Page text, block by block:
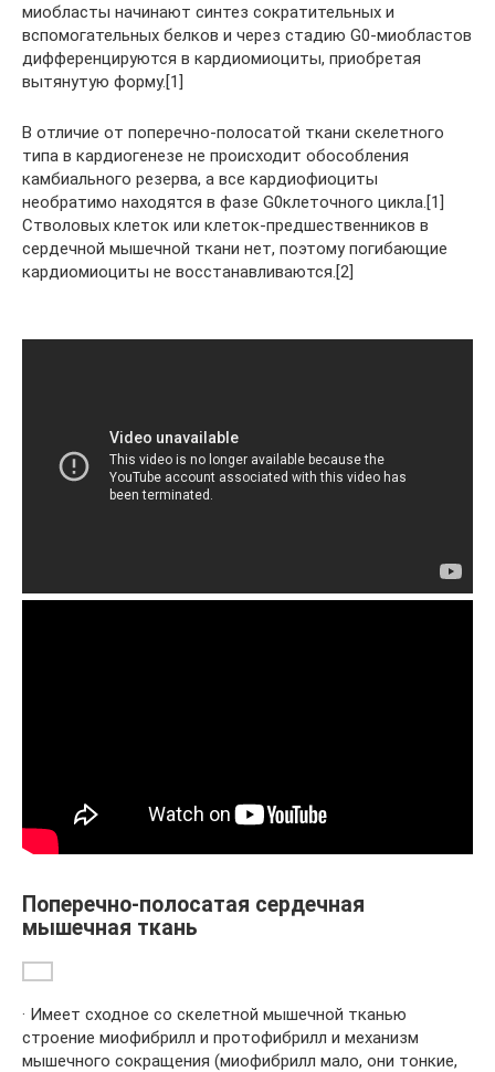
миобласты начинают синтез сократительных и
вспомогательных белков и через стадию G0-миобластов
дифференцируются в кардиомиоциты, приобретая
вытянутую форму.[1]
В отличие от поперечно-полосатой ткани скелетного
типа в кардиогенезе не происходит обособления
камбиального резерва, а все кардиофиоциты
необратимо находятся в фазе G0клеточного цикла.[1]
Стволовых клеток или клеток-предшественников в
сердечной мышечной ткани нет, поэтому погибающие
кардиомиоциты не восстанавливаются.[2]
Поперечно-полосатая сердечная
мышечная ткань
· Имеет сходное со скелетной мышечной тканью
строение миофибрилл и протофибрилл и механизм
мышечного сокращения (миофибрилл мало, они тонкие,